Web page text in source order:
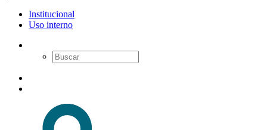
Institucional
Uso interno